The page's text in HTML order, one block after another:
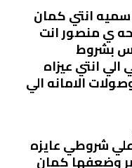
انتي كمان
ي منصور انت
بشروط
انتي عيزاه
الامانه الي
شروطي عايزه
وضعفها كمان